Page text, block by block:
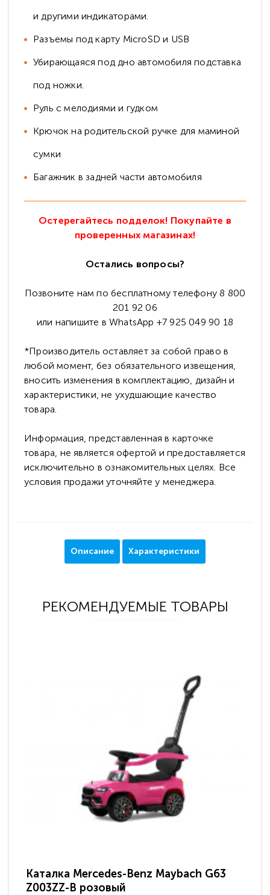
и другими индикаторами.
Разъемы под карту MicroSD и USB
Убирающаяся под дно автомобиля подставка
под ножки.
Руль с мелодиями и гудком
Крючок на родительской ручке для маминой
сумки
Багажник в задней части автомобиля
Остерегайтесь подделок! Покупайте в
проверенных магазинах!
Остались вопросы?
Позвоните нам по бесплатному телефону 8 800
201 92 06
или напишите в WhatsApp +7 925 049 90 18
*Производитель оставляет за собой право в
любой момент, без обязательного извещения,
вносить изменения в комплектацию, дизайн и
характеристики, не ухудшающие качество
товара.
Информация, представленная в карточке
товара, не является офертой и предоставляется
исключительно в ознакомительных целях. Все
условия продажи уточняйте у менеджера.
Описание Характеристики
РЕКОМЕНДУЕМЫЕ ТОВАРЫ
Каталка Mercedes-Benz Maybach G63
Z003ZZ-B розовый